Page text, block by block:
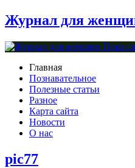
Журнал для
Главная
Познавательное
Полезные статьи
Разное
Карта сайта
Новости
О нас
pic77